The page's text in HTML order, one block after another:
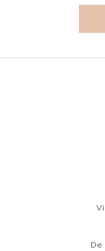
De